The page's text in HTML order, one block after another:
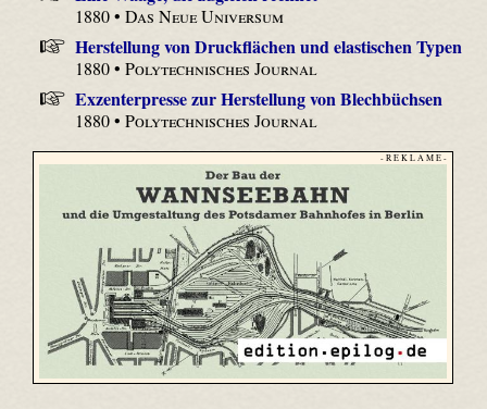
1880 •Das Neue Universum
Herstellung von Druckflächen und elastischen Typen
1880 •Polytechnisches Journal
Exzenterpresse zur Herstellung von Blechbüchsen
1880 •Polytechnisches Journal
- R E K L A M E -